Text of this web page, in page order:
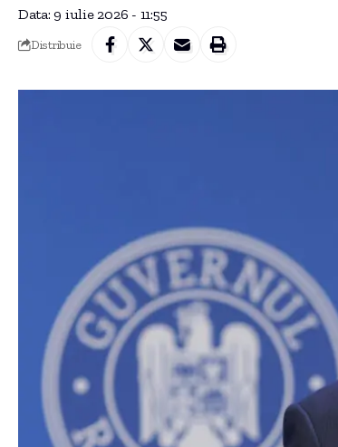
Data: 9 iulie 2026 - 11:55
Distribuie